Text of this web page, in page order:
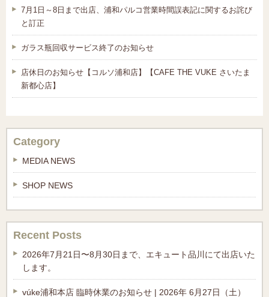
7月1日～8日まで出店、浦和パルコ営業時間誤表記に関するお詫び
と訂正
ガラス瓶回収サービス終了のお知らせ
店休日のお知らせ【コルソ浦和店】【CAFE THE VUKE さいたま
新都心店】
Category
MEDIA NEWS
SHOP NEWS
Recent Posts
2026年7月21日〜8月30日まで、エキュート品川にて出店いた
します。
vúke浦和本店 臨時休業のお知らせ | 2026年 6月27日（土）